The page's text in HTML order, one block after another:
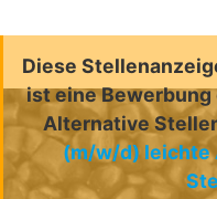
Diese
ist eine
Alternative
(m/w/d) leichte